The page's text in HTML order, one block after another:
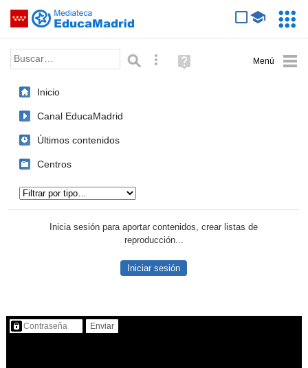
Saltar navegación
Palabra o frase: Búsqueda avanzada
Ayuda
(en
Inicio
Canal EducaMadrid
Últimos contenidos
Centros
Inicia sesión para aportar contenidos, crear listas de
reproducción...
Iniciar sesión
Contenido protegido…